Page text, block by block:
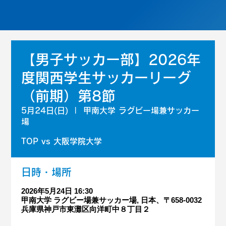
【男子サッカー部】2026年
度関西学生サッカーリーグ
（前期）第8節
5月24日(日)
甲南大学 ラグビー場兼サッカー
場
TOP vs 大阪学院大学
日時・場所
2026年5月24日 16:30
甲南大学 ラグビー場兼サッカー場, 日本、〒658-0032
兵庫県神戸市東灘区向洋町中８丁目２